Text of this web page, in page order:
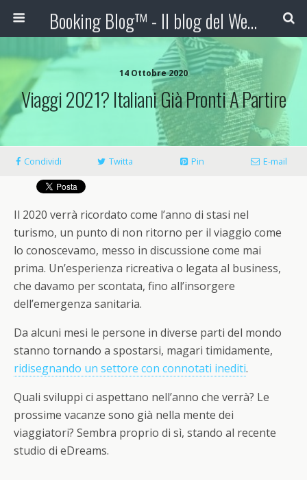
Booking Blog™ - Il blog del Web Marketing Turistico
14 Ottobre 2020
Viaggi 2021? Italiani Già Pronti A Partire
Condividi Twitta Pin E-mail
Il 2020 verrà ricordato come l’anno di stasi nel
turismo, un punto di non ritorno per il viaggio come
lo conoscevamo, messo in discussione come mai
prima. Un’esperienza ricreativa o legata al business,
che davamo per scontata, fino all’insorgere
dell’emergenza sanitaria.
Da alcuni mesi le persone in diverse parti del mondo
stanno tornando a spostarsi, magari timidamente,
ridisegnando un settore con connotati inediti.
Quali sviluppi ci aspettano nell’anno che verrà? Le
prossime vacanze sono già nella mente dei
viaggiatori? Sembra proprio di sì, stando al recente
studio di eDreams.